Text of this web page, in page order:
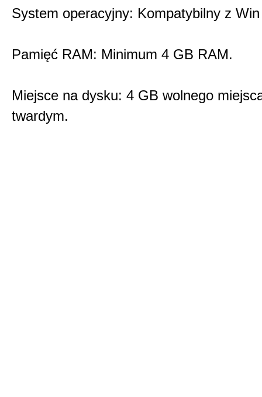
System operacyjny: Kompatybilny z
Pamięć RAM: Minimum 4 GB RAM.
Miejsce na dysku: 4 GB wolnego
twardym.